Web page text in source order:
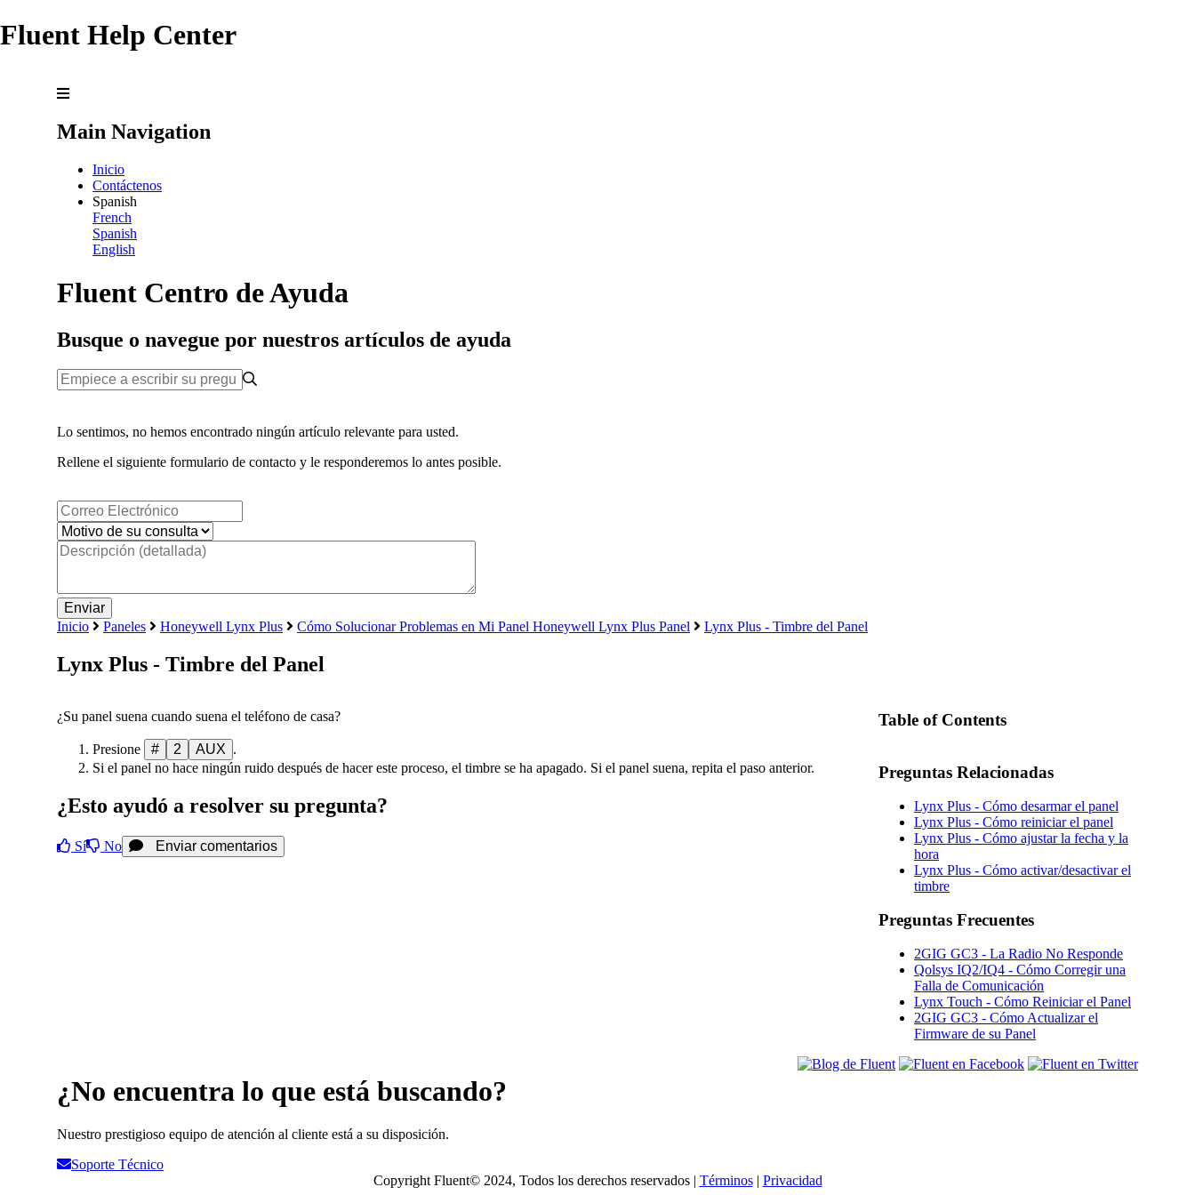
Fluent Help Center
Main Navigation
Inicio
Contáctenos
Spanish
French
Spanish
English
Fluent Centro de Ayuda
Busque o navegue por nuestros artículos de ayuda
Lo sentimos, no hemos encontrado ningún artículo relevante para usted.
Rellene el siguiente formulario de contacto y le responderemos lo antes posible.
Inicio Paneles Honeywell Lynx Plus Cómo Solucionar Problemas en Mi Panel Honeywell Lynx Plus Panel Lynx Plus - Timbre del Panel
Lynx Plus - Timbre del Panel
¿Su panel suena cuando suena el teléfono de casa?
Presione # 2 AUX .
Si el panel no hace ningún ruido después de hacer este proceso, el timbre se ha apagado. Si el panel suena, repita el paso anterior.
¿Esto ayudó a resolver su pregunta?
Sí No Enviar comentarios
Table of Contents
Preguntas Relacionadas
Lynx Plus - Cómo desarmar el panel
Lynx Plus - Cómo reiniciar el panel
Lynx Plus - Cómo ajustar la fecha y la
hora
Lynx Plus - Cómo activar/desactivar el
timbre
Preguntas Frecuentes
2GIG GC3 - La Radio No Responde
Qolsys IQ2/IQ4 - Cómo Corregir una
Falla de Comunicación
Lynx Touch - Cómo Reiniciar el Panel
2GIG GC3 - Cómo Actualizar el
Firmware de su Panel
¿No encuentra lo que está buscando?
Nuestro prestigioso equipo de atención al cliente está a su disposición.
Soporte Técnico
Copyright Fluent© 2024, Todos los derechos reservados | Términos| Privacidad